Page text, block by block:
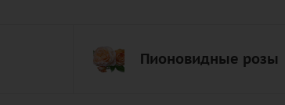
Пионовидные розы